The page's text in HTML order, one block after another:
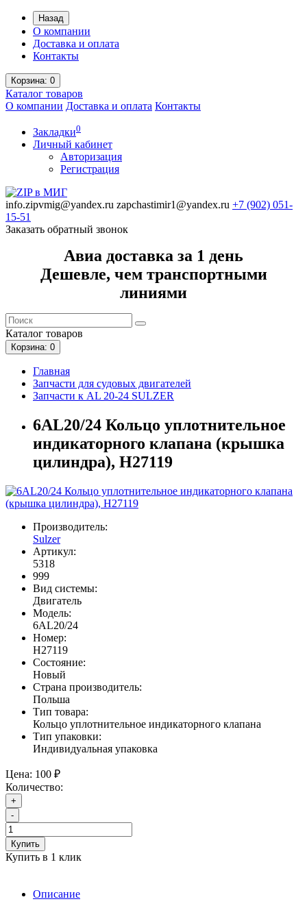
Назад
О компании
Доставка и оплата
Контакты
Корзина: 0
Каталог товаров
О компании Доставка и оплата Контакты
Закладки0
Личный кабинет
Авторизация
Регистрация
info.zipvmig@yandex.ru zapchastimir1@yandex.ru +7 (902) 051-
15-51
Заказать обратный звонок
Авиа доставка за 1 день
Дешевле, чем транспортными
линиями
Каталог товаров
Корзина: 0
Главная
Запчасти для судовых двигателей
Запчасти к AL 20-24 SULZER
6AL20/24 Кольцо уплотнительное
индикаторного клапана (крышка
цилиндра), H27119
Производитель:
Sulzer
Артикул:
5318
999
Вид системы:
Двигатель
Модель:
6AL20/24
Номер:
H27119
Состояние:
Новый
Страна производитель:
Польша
Тип товара:
Кольцо уплотнительное индикаторного клапана
Тип упаковки:
Индивидуальная упаковка
Цена: 100 ₽
Количество:
+
-
Купить
Купить в 1 клик
Описание